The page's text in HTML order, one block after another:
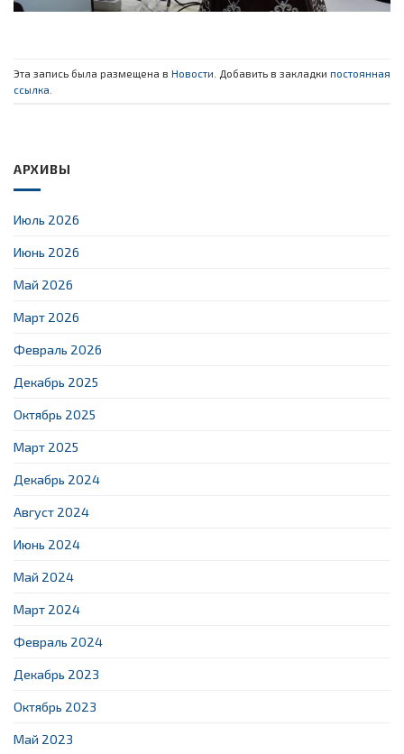
Эта запись была размещена в Новости . Добавить в закладки постоянная
ссылка
АРХИВЫ
Июль 2026
Июнь 2026
Май 2026
Март 2026
Февраль 2026
Декабрь 2025
Октябрь 2025
Март 2025
Декабрь 2024
Август 2024
Июнь 2024
Май 2024
Март 2024
Февраль 2024
Декабрь 2023
Октябрь 2023
Май 2023